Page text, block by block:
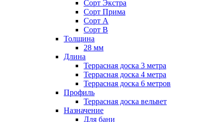
Сорт Экстра
Сорт Прима
Сорт А
Сорт В
Толщина
28 мм
Длина
Террасная доска 3 метра
Террасная доска 4 метра
Террасная доска 6 метров
Профиль
Террасная доска вельвет
Назначение
Для бани